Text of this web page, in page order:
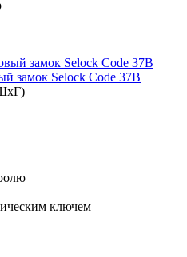
замок Selock Code 37B
ключем